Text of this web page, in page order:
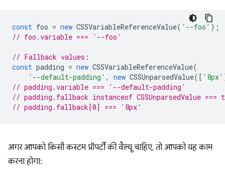
const foo = new CSSVariableReferenceValue( '--foo' );
// foo.variable === '--foo'
// Fallback values:
const padding = new CSSVariableReferenceValue(
'--default-padding' , new CSSUnparsedValue([ '8px'
// padding.variable === '--default-padding'
// padding.fallback instanceof CSSUnparsedValue ===
// padding.fallback[0] === '8px'
अगर आपको किसी कस्टम प्रॉपर्टी की वैल्यू चाहिए, तो आपको यह काम
करना होगा: